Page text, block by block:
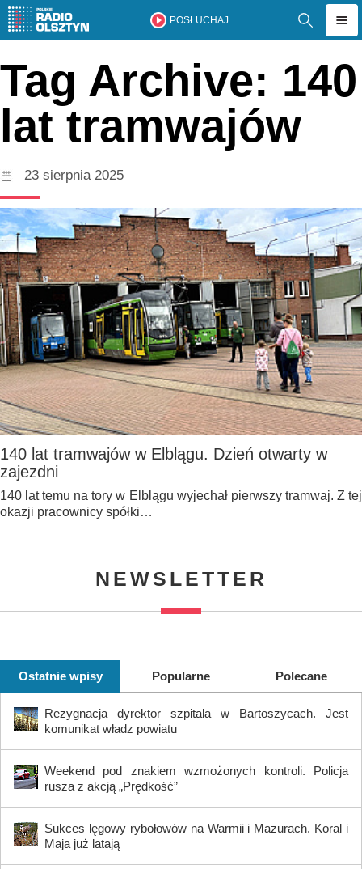
POSŁUCHAJ
Tag Archive: 140
lat tramwajów
23 sierpnia 2025
140 lat tramwajów w Elblągu. Dzień otwarty w
zajezdni
140 lat temu na tory w Elblągu wyjechał pierwszy tramwaj. Z tej
okazji pracownicy spółki…
NEWSLETTER
Ostatnie wpisy Popularne Polecane
Rezygnacja dyrektor szpitala w Bartoszycach. Jest
komunikat władz powiatu
Weekend pod znakiem wzmożonych kontroli. Policja
rusza z akcją „Prędkość”
Sukces lęgowy rybołowów na Warmii i Mazurach. Koral i
Maja już latają